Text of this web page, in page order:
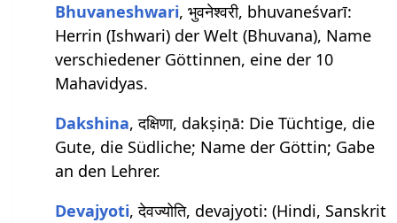
Bhuvaneshwari, भुवनेश्वरी, bhuvaneśvarī:
Herrin (Ishwari) der Welt (Bhuvana), Name
verschiedener Göttinnen, eine der 10
Mahavidyas.
Dakshina, दक्षिणा, dakṣiṇā: Die Tüchtige, die
Gute, die Südliche; Name der Göttin; Gabe
an den Lehrer.
Devajyoti, देवज्योति, devajyoti: (Hindi, Sanskrit